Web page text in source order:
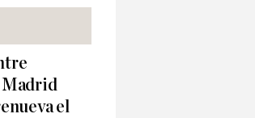
Madrid
el